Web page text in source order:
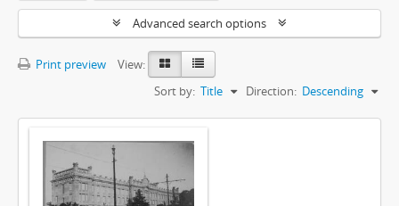
Advanced search options
Print preview
View:
Sort by: Title Direction: Descending